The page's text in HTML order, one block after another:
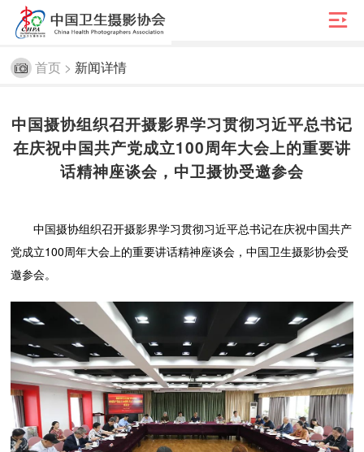

首页 > 新闻详情
中国摄协组织召开摄影界学习贯彻习近平总书记
在庆祝中国共产党成立100周年大会上的重要讲
话精神座谈会，中卫摄协受邀参会
中国摄协组织召开摄影界学习贯彻习近平总书记在庆祝中国共产
党成立100周年大会上的重要讲话精神座谈会，中国卫生摄影协会受
邀参会。